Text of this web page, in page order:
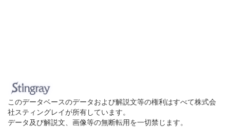
このデータベースのデータおよび解説文等の権利はすべて株式会
社スティングレイが所有しています。
データ及び解説文、画像等の無断転用を一切禁じます。